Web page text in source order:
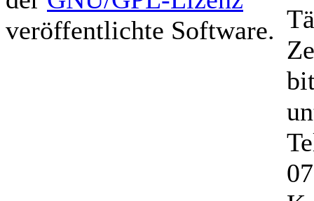
veröffentlichte Software.